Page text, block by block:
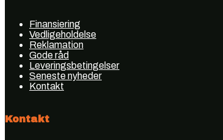
Finansiering
Vedligeholdelse
Reklamation
Gode råd
Leveringsbetingelser
Seneste nyheder
Kontakt
Kontakt